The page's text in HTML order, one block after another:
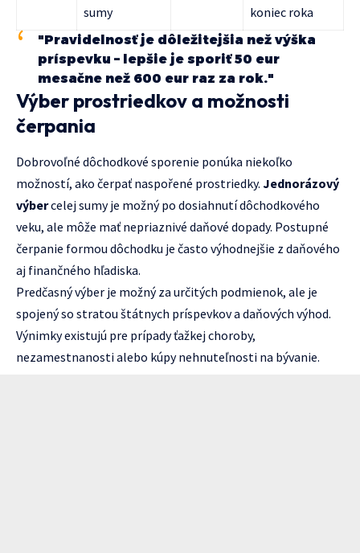
sumy koniec roka
"Pravidelnosť je dôležitejšia než výška
príspevku – lepšie je sporiť 50 eur
mesačne než 600 eur raz za rok."
Výber prostriedkov a možnosti
čerpania
Dobrovoľné dôchodkové sporenie ponúka niekoľko
možností, ako čerpať naspořené prostriedky. Jednorázový
výbercelej sumy je možný po dosiahnutí dôchodkového
veku, ale môže mať nepriaznivé daňové dopady. Postupné
čerpanie formou dôchodku je často výhodnejšie z daňového
aj finančného hľadiska.
Predčasný výber je možný za určitých podmienok, ale je
spojený so stratou štátnych príspevkov a daňových výhod.
Výnimky existujú pre prípady ťažkej choroby,
nezamestnanosti alebo kúpy nehnuteľnosti na bývanie.